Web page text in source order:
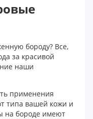
бороду? Все,
за красивой
наши
применения
типа вашей кожи и
на бороде имеют